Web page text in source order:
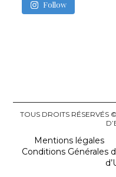
Follow
TOUS DROITS RÉSERVÉS
Mentions légales
Conditions Générales